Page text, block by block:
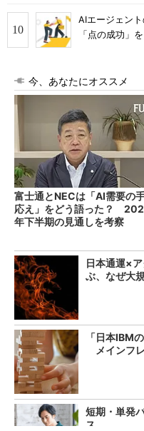
AIエージェン
「点の成功」
今、あなたにオススメ
富士通とNECは「AI需要の
応え」をどう語った？
年下半期の見通しを考察
日本通運×
ぶ、なぜ大
「日本IBM
メインフ
短期・単発
ス